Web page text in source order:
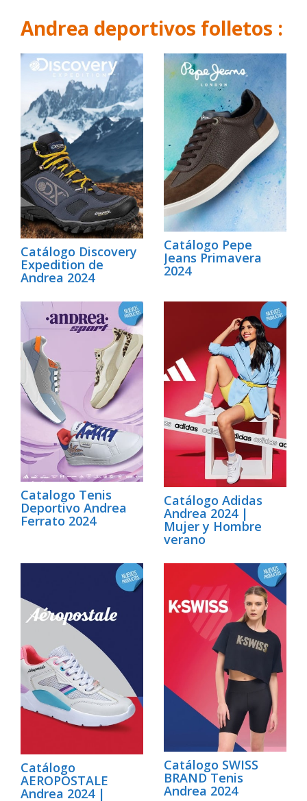
Andrea deportivos folletos :
Catálogo Discovery
Expedition de
Andrea 2024
Catálogo Pepe
Jeans Primavera
2024
Catalogo Tenis
Deportivo Andrea
Ferrato 2024
Catálogo Adidas
Andrea 2024 |
Mujer y Hombre
verano
Catálogo
AEROPOSTALE
Andrea 2024 |
Catálogo SWISS
BRAND Tenis
Andrea 2024